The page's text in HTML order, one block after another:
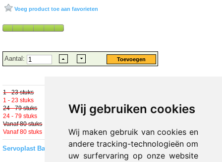
Wij gebruiken cookies
Wij maken gebruik van cookies en
andere tracking-technologieën om
uw surfervaring op onze website
Voeg product toe aan favorieten
Aantal:
1 - 23 stuks
1 - 23 stuks
24 - 79 stuks
€ 2.85 excl.
€ 3.11 incl. 9% BTW
24 - 79 stuks
€ 2.57 excl.
Vanaf 80 stuks
Vanaf 80 stuks
€ 2.21 excl. € 2.40 incl. 9% BTW
Servoplast Bandage 6 Cm x 2,5 M